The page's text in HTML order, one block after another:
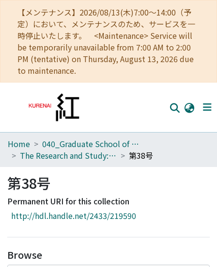
【メンテナンス】2026/08/13(木)7:00～14:00（予
定）において、メンテナンスのため、サービスを一
時停止いたします。 <Maintenance> Service will
be temporarily unavailable from 7:00 AM to 2:00
PM (tentative) on Thursday, August 13, 2026 due
to maintenance.
Home
Browse
Download Ranking
Access Statistics
Home
040_Graduate School of Economics
The Research and Study: Special Issue of the Economic Review
第38号
第38号
Permanent URI for this collection
http://hdl.handle.net/2433/219590
Browse